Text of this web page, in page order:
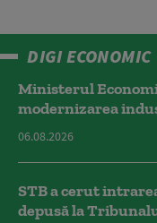
DIGI ECONOMIC
Ministerul
modernizarea
06.08.2026
STB a cerut
depusă la